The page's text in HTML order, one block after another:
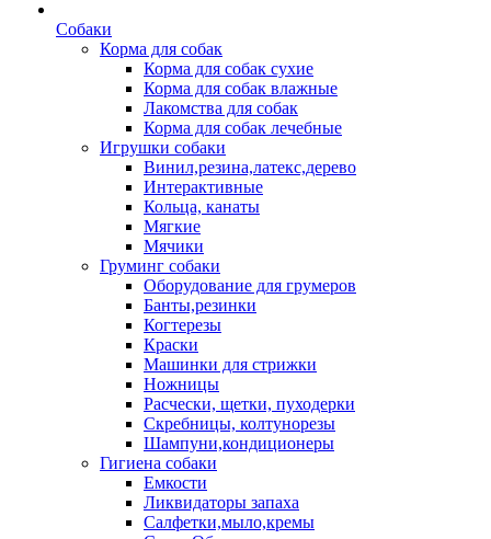
Собаки
Корма для собак
Корма для собак сухие
Корма для собак влажные
Лакомства для собак
Корма для собак лечебные
Игрушки собаки
Винил,резина,латекс,дерево
Интерактивные
Кольца, канаты
Мягкие
Мячики
Груминг собаки
Оборудование для грумеров
Банты,резинки
Когтерезы
Краски
Машинки для стрижки
Ножницы
Расчески, щетки, пуходерки
Скребницы, колтунорезы
Шампуни,кондиционеры
Гигиена собаки
Емкости
Ликвидаторы запаха
Салфетки,мыло,кремы